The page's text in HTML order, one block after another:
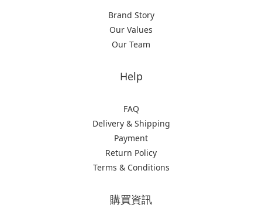
Brand Story
Our Values
Our Team
Help
FAQ
Delivery & Shipping
Payment
Return Policy
Terms & Conditions
購買資訊